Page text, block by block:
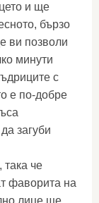
и ще
бързо
ви позволи
минути
с
е по-добре
загуби
че
фаворита на